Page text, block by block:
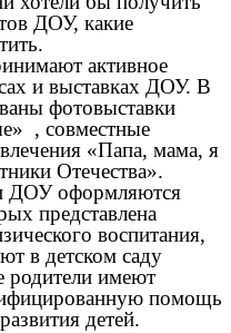
ДОУ, какие
активное
и выставках ДОУ. В
фотовыставки
, совместные
«Папа, мама, я
Отечества».
ДОУ оформляются
представлена
воспитания,
в детском саду
родители имеют
помощь
детей.